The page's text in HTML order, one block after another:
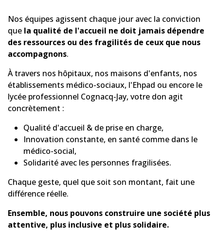
Nos équipes agissent chaque jour avec la conviction
que la qualité de l'accueil ne doit jamais dépendre
des ressources ou des fragilités de ceux que nous
accompagnons.
À travers nos hôpitaux, nos maisons d'enfants, nos
établissements médico-sociaux, l'Ehpad ou encore le
lycée professionnel Cognacq-Jay, votre don agit
concrètement :
Qualité d'accueil & de prise en charge,
Innovation constante, en santé comme dans le
médico-social,
Solidarité avec les personnes fragilisées.
Chaque geste, quel que soit son montant, fait une
différence réelle.
Ensemble, nous pouvons construire une société plus
attentive, plus inclusive et plus solidaire.